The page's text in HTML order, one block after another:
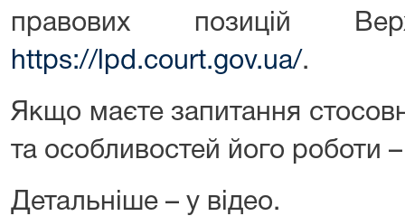
правових позицій
https://lpd.court.gov.ua/.
Якщо маєте запитання
та особливостей його роботи
Детальніше – у відео.